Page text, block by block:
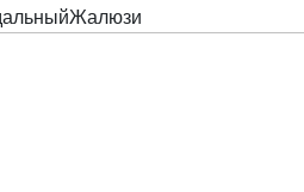
Жалюзи